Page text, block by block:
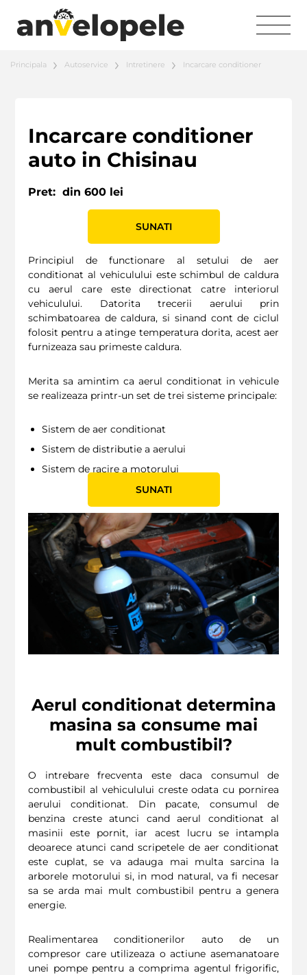
Principala Autoservice Intretinere Incarcare conditioner
Incarcare conditioner
auto in Chisinau
Pret: din 600 lei
SUNATI
Principiul de functionare al setului de aer
conditionat al vehiculului este schimbul de caldura
cu aerul care este directionat catre interiorul
vehiculului. Datorita trecerii aerului prin
schimbatoarea de caldura, si sinand cont de ciclul
folosit pentru a atinge temperatura dorita, acest aer
furnizeaza sau primeste caldura.
Merita sa amintim ca aerul conditionat in vehicule
se realizeaza printr-un set de trei sisteme principale:
Sistem de aer conditionat
Sistem de distributie a aerului
Sistem de racire a motorului
SUNATI
Aerul conditionat determina
masina sa consume mai
mult combustibil?
O intrebare frecventa este daca consumul de
combustibil al vehiculului creste odata cu pornirea
aerului conditionat. Din pacate, consumul de
benzina creste atunci cand aerul conditionat al
masinii este pornit, iar acest lucru se intampla
deoarece atunci cand scripetele de aer conditionat
este cuplat, se va adauga mai multa sarcina la
arborele motorului si, in mod natural, va fi necesar
sa se arda mai mult combustibil pentru a genera
energie.
Realimentarea conditionerilor auto de un
compresor care utilizeaza o actiune asemanatoare
unei pompe pentru a comprima agentul frigorific,